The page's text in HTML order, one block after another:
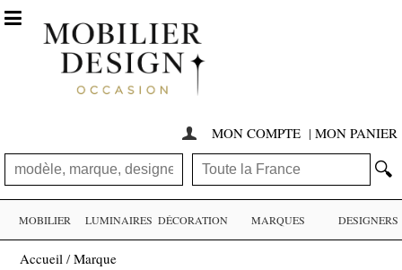
 MON COMPTE | MON PANIER
🔍

MOBILIER LUMINAIRES DÉCORATION MARQUES DESIGNERS
Accueil /Marque